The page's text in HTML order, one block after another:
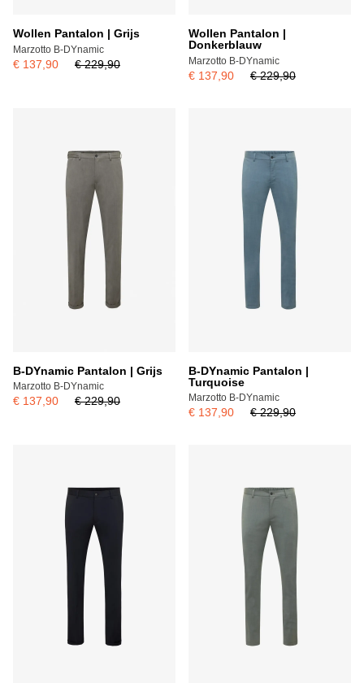
Wollen Pantalon | Grijs
Marzotto B-DYnamic
€ 137,90 € 229,90
Wollen Pantalon |
Donkerblauw
Marzotto B-DYnamic
€ 137,90 € 229,90
B-DYnamic Pantalon | Grijs
Marzotto B-DYnamic
€ 137,90 € 229,90
B-DYnamic Pantalon |
Turquoise
Marzotto B-DYnamic
€ 137,90 € 229,90